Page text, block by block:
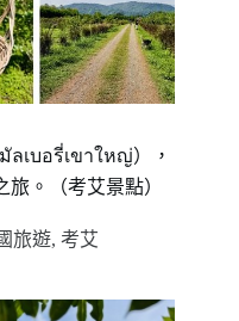
ลเบอรี่เขาใหญ่），
。（考艾景點）
旅遊, 考艾